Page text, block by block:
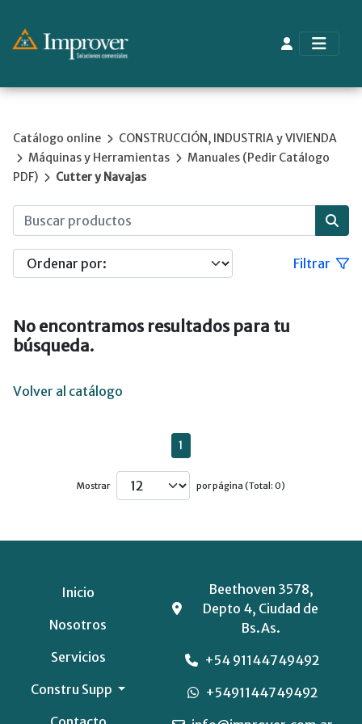
Catálogo online
CONSTRUCCIÓN, INDUSTRIA y VIVIENDA
Máquinas y Herramientas
Manuales (Pedir Catálogo
PDF)
Cutter y Navajas
Filtrar
No encontramos resultados para tu
búsqueda.
Volver al catálogo
1
Mostrar por página (Total: 0)
Inicio
Nosotros
Servicios
Constru Supp
Beethoven 3578,
Depto 4, Ciudad de
Bs.As.
+54 91144749492
+5491144749492